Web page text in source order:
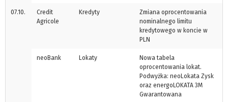
07.10.
Credit
Agricole
Kredyty
Zmiana oprocentowania
nominalnego limitu
kredytowego w koncie w
PLN
neoBank Lokaty
Nowa tabela
oprocentowania lokat.
Podwyżka: neoLokata Zysk
oraz energoLOKATA 3M
Gwarantowana